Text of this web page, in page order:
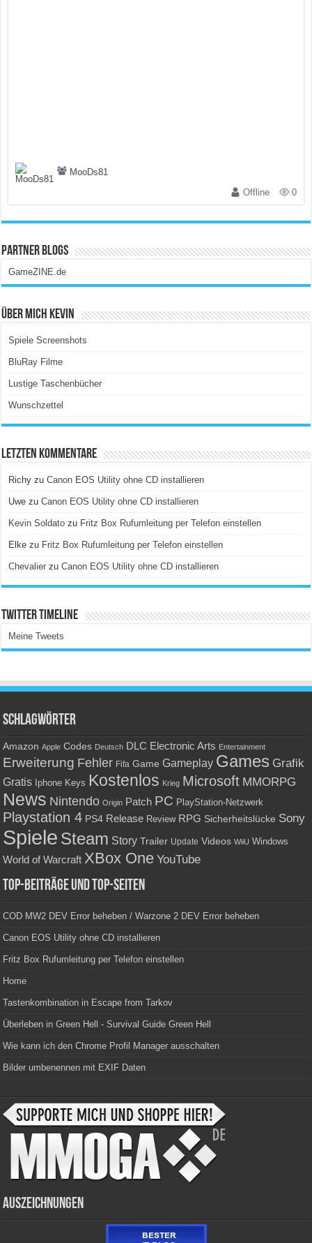
MooDs81
Offline
0
Partner Blogs
GameZINE.de
Über Mich Kevin
Spiele Screenshots
BluRay Filme
Lustige Taschenbücher
Wunschzettel
Letzten Kommentare
Richy zuCanon EOS Utility ohne CD installieren
Uwe zuCanon EOS Utility ohne CD installieren
Kevin Soldato zu Fritz Box Rufumleitung per Telefon einstellen
Elke zu Fritz Box Rufumleitung per Telefon einstellen
Chevalier zuCanon EOS Utility ohne CD installieren
Twitter Timeline
Meine Tweets
Schlagwörter
Amazon Apple Codes Deutsch DLC Electronic Arts Entertainment
Erweiterung Fehler Fifa Game Gameplay Games Grafik
Gratis Iphone Keys Kostenlos Krieg Microsoft MMORPG
News Nintendo Origin Patch PC PlayStation-Netzwerk
Playstation 4 PS4 Release Review RPG Sicherheitslücke Sony
Spiele Steam Story Trailer Update Videos WiiU Windows
World of Warcraft XBox One YouTube
Top-Beiträge und Top-Seiten
COD MW2 DEV Error beheben / Warzone 2 DEV Error beheben
Canon EOS Utility ohne CD installieren
Fritz Box Rufumleitung per Telefon einstellen
Home
Tastenkombination in Escape from Tarkov
Überleben in Green Hell - Survival Guide Green Hell
Wie kann ich den Chrome Profil Manager ausschalten
Bilder umbenennen mit EXIF Daten
Auszeichnungen